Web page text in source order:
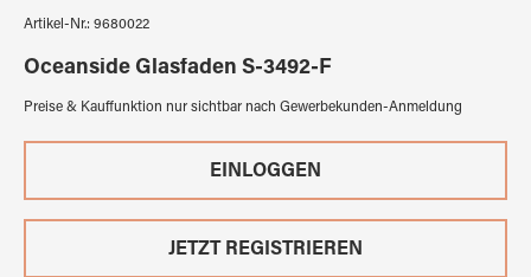
Artikel-Nr.: 9680022
Oceanside Glasfaden S-3492-F
Preise & Kauffunktion nur sichtbar nach Gewerbekunden-Anmeldung
EINLOGGEN
JETZT REGISTRIEREN